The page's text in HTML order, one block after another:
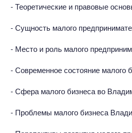
- Теоретические и правовые
- Сущность малого
- Место и роль малого
- Современное состояние малого
- Сфера малого бизнеса во
- Проблемы малого бизнеса